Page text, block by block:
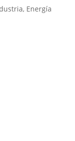
Energía